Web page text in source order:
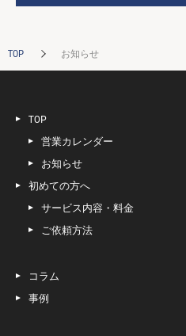
TOP お知らせ
TOP
営業カレンダー
お知らせ
初めての方へ
サービス内容・料金
ご依頼方法
コラム
事例